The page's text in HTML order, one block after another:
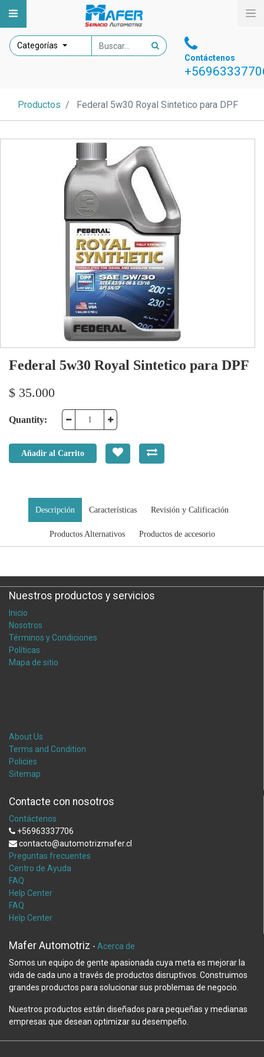
Categorías
Contáctenos
Productos Federal 5w30 Royal Sintetico para DPF
Federal 5w30 Royal Sintetico para DPF
$ 35.000
Quantity:
Añadir al Carrito
Descripción Características Revisión y Calificación
Productos Alternativos Productos de accesorio
Nuestros productos y servicios
Inicio
Nosotros
Términos y Condiciones
Políticas
Mapa de sitio
About Us
Terms and Condition
Policies
Sitemap
Contacte con nosotros
Contáctenos
+56963337706
contacto@automotrizmafer.cl
Preguntas frecuentes
Centro de Ayuda
FAQ
Help Center
FAQ
Help Center
Mafer Automotriz - Acerca de
Somos un equipo de gente apasionada cuya meta es mejorar la
vida de cada uno a través de productos disruptivos. Construimos
grandes productos para solucionar sus problemas de negocio.
Nuestros productos están diseñados para pequeñas y medianas
empresas que desean optimizar su desempeño.